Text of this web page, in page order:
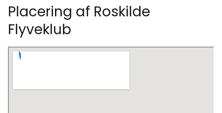
Placering af Roskilde
Flyveklub